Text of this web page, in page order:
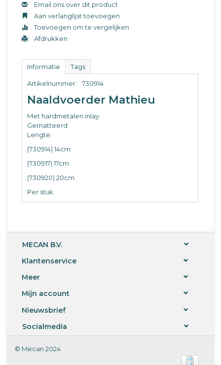
Email ons over dit product
Aan verlanglijst toevoegen
Toevoegen om te vergelijken
Afdrukken
Informatie Tags
Artikelnummer: 730914
Naaldvoerder Mathieu
Met hardmetalen inlay.
Gematteerd
Lengte:
(730914) 14cm
(730917) 17cm
(730920) 20cm
Per stuk.
MECAN B.V.
Klantenservice
Meer
Mijn account
Nieuwsbrief
Socialmedia